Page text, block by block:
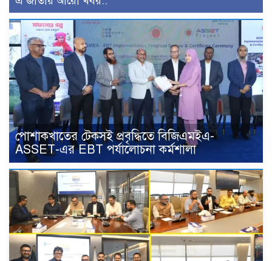
পোশাকখাতের টেকসই প্রবৃদ্ধিতে বিজিএমইএ-
ASSET-এর EBT পর্যালোচনা কর্মশালা